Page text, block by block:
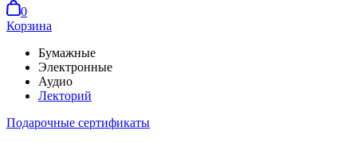
0
Корзина
Бумажные
Электронные
Аудио
Лекторий
Подарочные сертификаты